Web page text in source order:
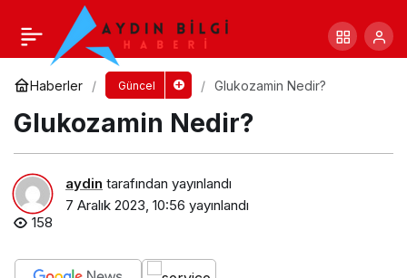
Haberler Güncel Glukozamin Nedir?
Glukozamin Nedir?
aydin tarafından yayınlandı
7 Aralık 2023, 10:56 yayınlandı
158
Hosting Alırken Nelere Dikkat Etmeliyiz?
Paylaş